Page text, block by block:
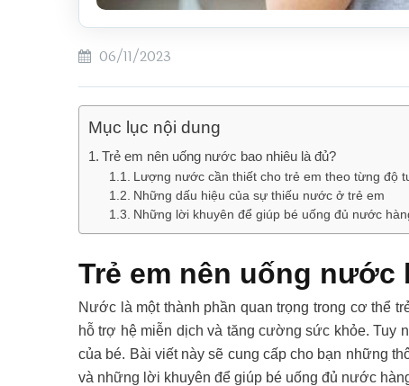
06/11/2023
Mục lục nội dung
Trẻ em nên uống nước bao nhiêu là đủ?
Lượng nước cần thiết cho trẻ em theo từng độ
Những dấu hiệu của sự thiếu nước ở trẻ em
Những lời khuyên để giúp bé uống đủ nước
Trẻ em nên uống nước
Nước là một thành phần quan trọng trong cơ thể
hỗ trợ hệ miễn dịch và tăng cường sức khỏe. Tuy
của bé. Bài viết này sẽ cung cấp cho bạn những
và những lời khuyên để giúp bé uống đủ nước